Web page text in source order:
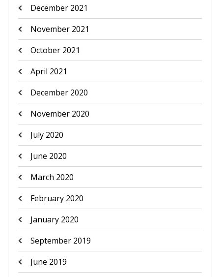
December 2021
November 2021
October 2021
April 2021
December 2020
November 2020
July 2020
June 2020
March 2020
February 2020
January 2020
September 2019
June 2019